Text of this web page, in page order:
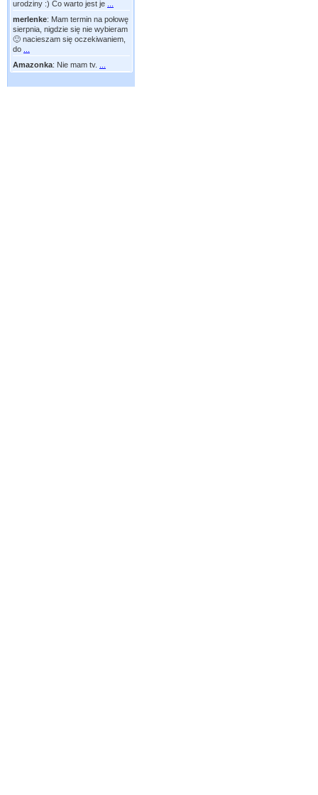
urodziny :) Co warto jest je
merlenke: Mam termin na połowę
sierpnia, nigdzie się nie wybieram
🙂 nacieszam się oczekiwaniem,
do
Amazonka: Nie mam tv.